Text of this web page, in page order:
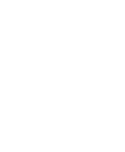
ইছমাইল উদ্দিনের
অর্জন।